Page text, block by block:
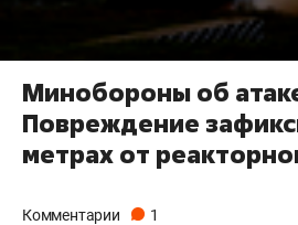
Минобороны об
Повреждение
метрах от
Комментарии 1